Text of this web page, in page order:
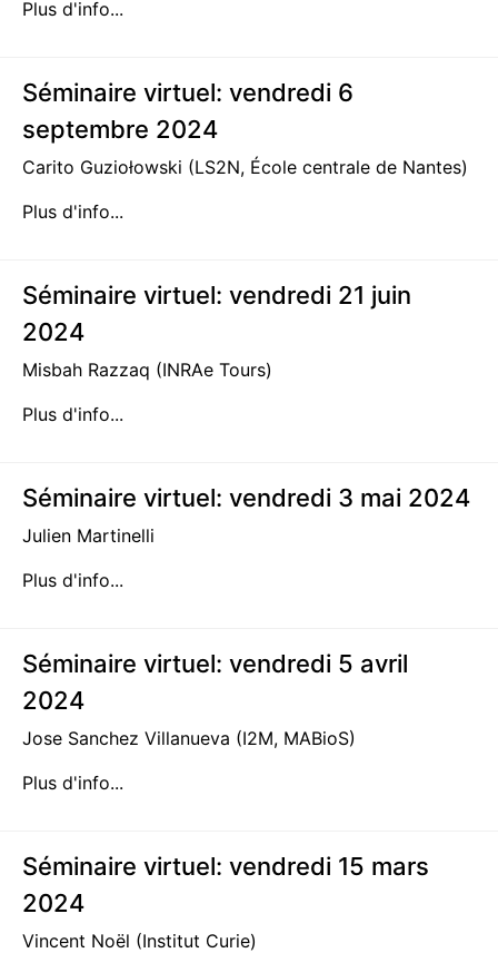
Plus d'info...
Séminaire virtuel: vendredi 6
septembre 2024
Carito Guziołowski (LS2N, École centrale de Nantes)
Plus d'info...
Séminaire virtuel: vendredi 21 juin
2024
Misbah Razzaq (INRAe Tours)
Plus d'info...
Séminaire virtuel: vendredi 3 mai 2024
Julien Martinelli
Plus d'info...
Séminaire virtuel: vendredi 5 avril
2024
Jose Sanchez Villanueva (I2M, MABioS)
Plus d'info...
Séminaire virtuel: vendredi 15 mars
2024
Vincent Noël (Institut Curie)